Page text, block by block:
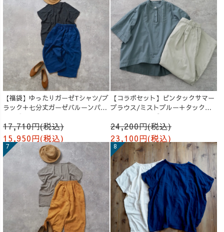
【福袋】ゆったりガーゼTシャツ/ブ
ラック＋七分丈ガーゼバルーンパン
ツ /ブルー
17,710円(税込)
15,950円(税込)
【コラボセット】ピンタックサマー
ブラウス/ミストブルー＋タックバ
ルーンパンツ/グレージュ
24,200円(税込)
23,100円(税込)